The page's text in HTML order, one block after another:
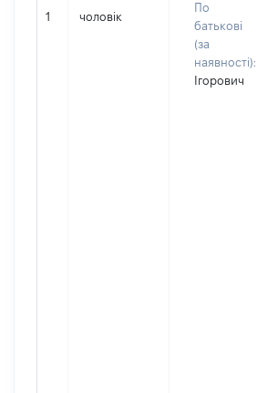
1 чоловік
По
батькові
(за
наявності):
Ігорович